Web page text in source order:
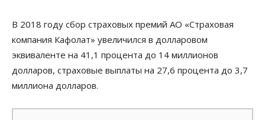
В 2018 году сбор страховых премий АО «Страховая
компания Кафолат» увеличился в долларовом
эквиваленте на 41,1 процента до 14 миллионов
долларов, страховые выплаты на 27,6 процента до 3,7
миллиона долларов.